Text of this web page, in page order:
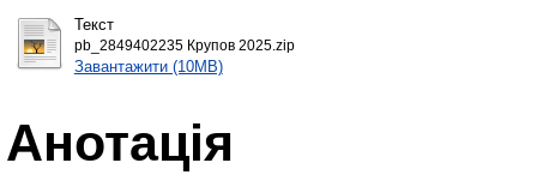
Текст
pb_2849402235 Крупов 2025.zip
Завантажити (10MB)
Анотація